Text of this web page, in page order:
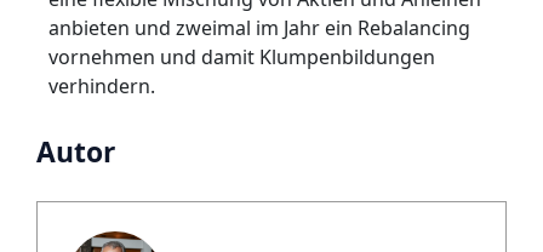
anbieten und zweimal im Jahr ein Rebalancing
vornehmen und damit Klumpenbildungen
verhindern.
Autor